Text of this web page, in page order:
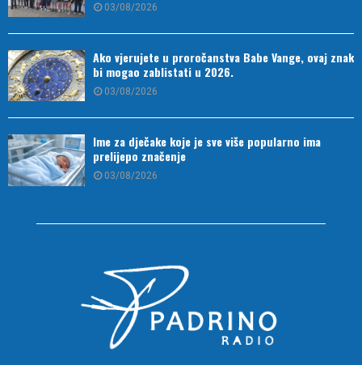
03/08/2026
Ako vjerujete u proročanstva Babe Vange, ovaj znak
bi mogao zablistati u 2026.
03/08/2026
Ime za dječake koje je sve više popularno ima
prelijepo značenje
03/08/2026